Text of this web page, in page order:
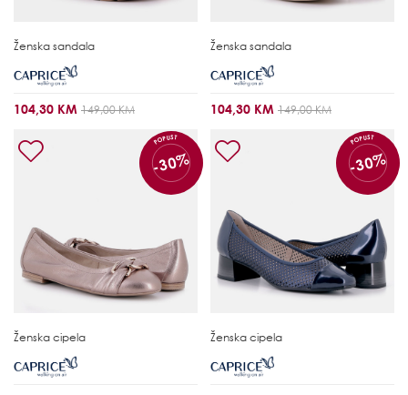
Ženska sandala
104,30 KM 149,00 KM
Ženska sandala
104,30 KM 149,00 KM
POPUST
-30%
Ženska cipela
POPUST
-30%
Ženska cipela